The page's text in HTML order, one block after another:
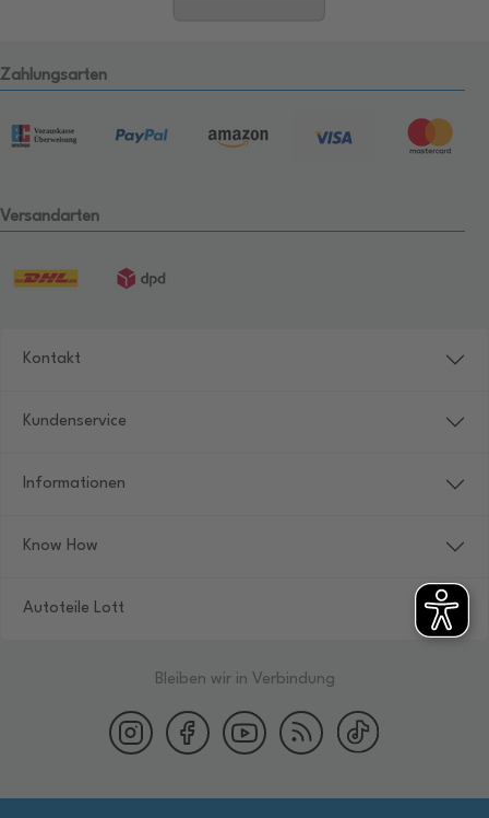
Zahlungsarten
Versandarten
Kontakt
Kundenservice
Informationen
Know How
Autoteile Lott
Bleiben wir in Verbindung